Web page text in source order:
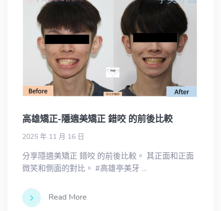
高雄矯正-隱適美矯正 錯咬 的前後比較
2025 年 11 月 16 日
分享隱適美矯正 錯咬 的前後比較。 其正面和正面
微笑和側面的對比。 #高雄亭美牙 …
Read More